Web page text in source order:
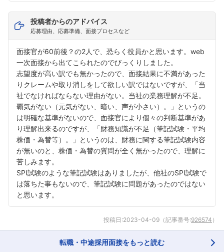
投稿者からのアドバイス
応募理由、応募準備、面接プロセスなど
面接官が60前後？の2人で、恐らく役員かと思います。web
一次面接から出てこられたのでびっくりしました。
志望度が高い訳でも無かったので、面接結果に不満があった
りクレームや取り消しをして欲しい訳ではないですが、「当
社でなければならない理由がない。当社の業務理解が不足。
覇気がない（元気がない、暗い、声が小さい）。」というの
は明確な基準がないので、面接官により個々の判断基準があ
り理解出来るのですが、「財務知識が不足（筆記試験・平均
株価・為替等）。」というのは、財務に関する筆記試験内容
が無いのと、株価・為替の質問が全く無かったので、理解に
苦しみます。
SPI試験のような筆記試験はありましたが、他社のSPI試験で
は落ちた事もないので、筆記試験に問題があったのではない
と思います。
投稿日:2023-04-09 （記事番号:926574 ）
転職・中途採用面接をもっと読む